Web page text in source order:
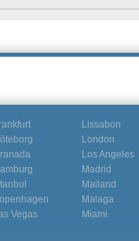
Vegas
Lissabon
London
Los Angeles
Madrid
Mailand
Malaga
Miami